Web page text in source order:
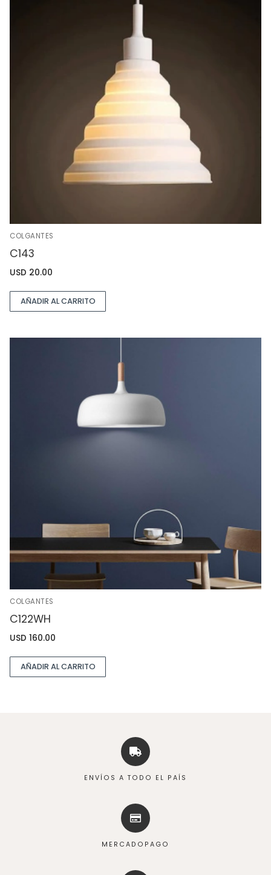
COLGANTES
C143
USD 20.00
AÑADIR AL CARRITO
COLGANTES
C122WH
USD 160.00
AÑADIR AL CARRITO
ENVÍOS A TODO EL PAÍS
MERCADOPAGO